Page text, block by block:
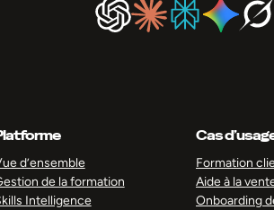
d’ensemble
de la formation
Intelligence
Cas
Formation
Aide à la
Onboarding